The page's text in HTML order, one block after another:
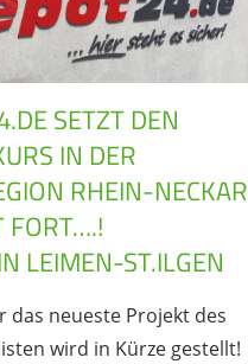
SETZT DEN
IN DER
RHEIN-NECKAR
FORT….!
LEIMEN-ST.ILGEN
das neueste Projekt des
wird in Kürze gestellt!